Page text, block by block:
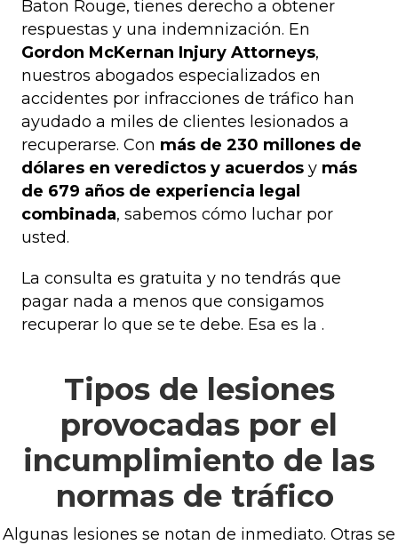
Baton Rouge, tienes derecho a obtener
respuestas y una indemnización. En
Gordon McKernan Injury Attorneys,
nuestros abogados especializados en
accidentes por infracciones de tráfico han
ayudado a miles de clientes lesionados a
recuperarse. Con más de 230 millones de
dólares en veredictos y acuerdos y más
de 679 años de experiencia legal
combinada, sabemos cómo luchar por
usted.
La consulta es gratuita y no tendrás que
pagar nada a menos que consigamos
recuperar lo que se te debe. Esa es la .
Tipos de lesiones
provocadas por el
incumplimiento de las
normas de tráfico
Algunas lesiones se notan de inmediato. Otras se